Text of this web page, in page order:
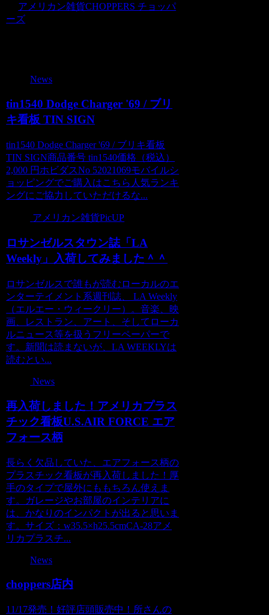
アメリカン雑貨CHOPPERS チョッパ
ーズ
News
tin1540 Dodge Charger '69 / ブリ
キ看板 TIN SIGN
tin1540 Dodge Charger '69 / ブリキ看板
TIN SIGN商品番号 tin1540価格（税込）
2,000 円ホビダスNo 52021069モバイルシ
ョッピングでご購入はこちら人気ランキ
ングにご協力していただけるな...
アメリカン雑貨PicUP
ロサンゼルスタウン誌「LA
Weekly」入荷してみました＾＾
ロサンゼルスで誰もが読むローカルのエ
ンターテイメント系週刊誌、 LA Weekly
（エルエー・ウィークリー）。音楽、映
画、レストラン、アート、そしてローカ
ルニュース等を扱うフリーペーパーで
す。新聞は読まないが、LA WEEKLYは
読むとい...
News
再入荷しました！アメリカプラス
チック看板U.S.AIR FORCE エア
フォース柄
長らく欠品していた、エアフォース柄の
プラスチック看板が再入荷しました！厚
手のタイプで屋外にももちろん使えま
す。ガレージやお部屋のインテリアに
は、かなりのインパクトが出ると思いま
す。サイズ：w35.5×h25.5cmCA-28アメ
リカプラスチ...
News
choppers店内
11/17発売！好評店頭販売中！所さんの